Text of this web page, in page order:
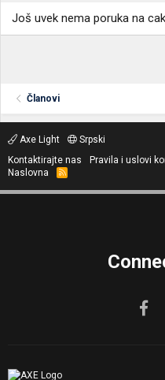
Još uvek nema poruka na
Članovi
Axe Light
Srpski
Kontaktirajte nas
Pravila i uslovi
Naslovna
R
S